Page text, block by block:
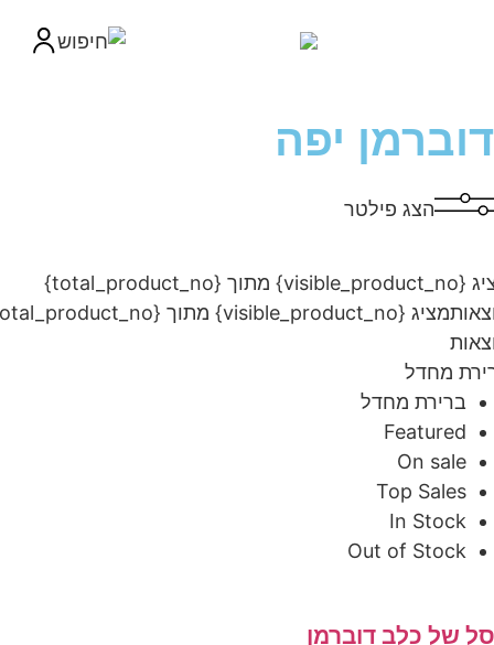
יפה
הצג פילטר
מציג {visible_product_no} מתוך {total_product_no}
מציג {visible_product_no} מתוך {total_product_no}
מחדל
ברירת מחדל
Featured
On sale
Top Sales
In Stock
Out of Stock
של כלב דוברמן